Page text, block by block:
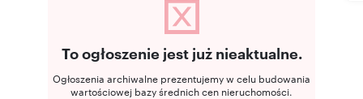
To ogłoszenie jest już nieaktualne.
Ogłoszenia archiwalne prezentujemy w celu budowania
wartościowej bazy średnich cen nieruchomości.